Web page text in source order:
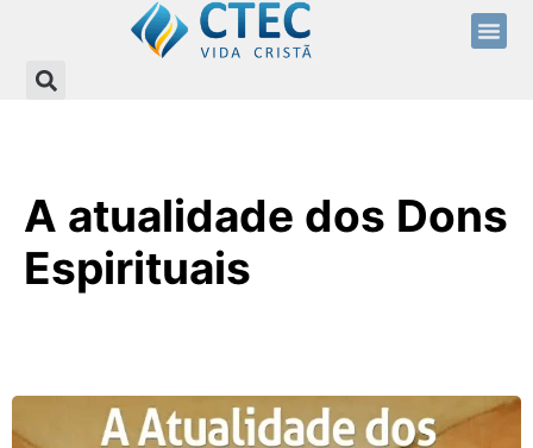
A atualidade dos Dons
Espirituais